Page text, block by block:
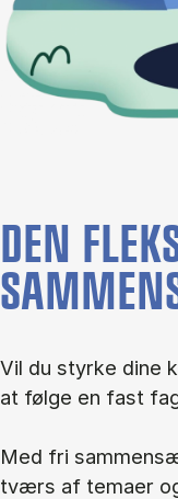
DEN
Vil du styr­ke dine
at føl­ge en fast
Med fri
tværs af te­ma­er